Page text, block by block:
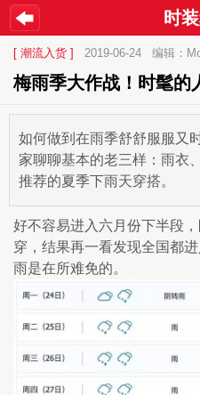
时
[ 潮流入货 ] 2019-06-24 编辑：
梅雨季大作战！时髦的
如何做到在雨季舒舒服服又
家聊聊基本的老三样：雨衣
推荐的夏季下雨天穿搭。
好不容易进入六月份下半段
穿，结果再一看发现全国都进
雨是在所难免的。